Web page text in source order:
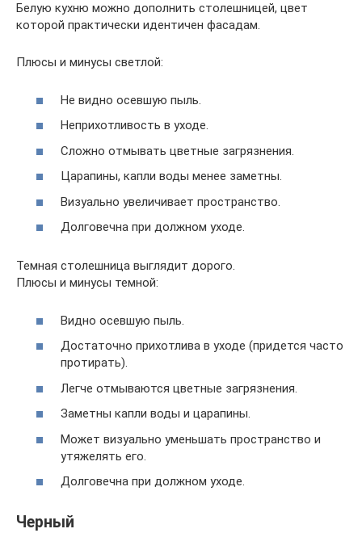
Белую кухню можно дополнить столешницей, цвет
которой практически идентичен фасадам.
Плюсы и минусы светлой:
Не видно осевшую пыль.
Неприхотливость в уходе.
Сложно отмывать цветные загрязнения.
Царапины, капли воды менее заметны.
Визуально увеличивает пространство.
Долговечна при должном уходе.
Темная столешница выглядит дорого.
Плюсы и минусы темной:
Видно осевшую пыль.
Достаточно прихотлива в уходе (придется часто
протирать).
Легче отмываются цветные загрязнения.
Заметны капли воды и царапины.
Может визуально уменьшать пространство и
утяжелять его.
Долговечна при должном уходе.
Черный